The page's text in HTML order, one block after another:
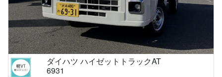
ダイハツ ハイゼットトラックAT
6931